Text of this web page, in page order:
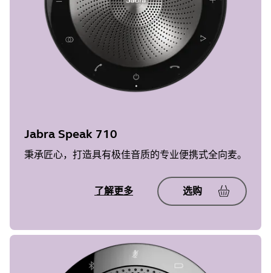
Jabra Speak 710
秉承匠心，打造具有极佳音质的专业便携式全向麦。
了解更多 选购